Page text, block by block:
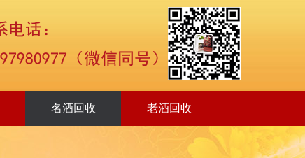
名酒回收 老酒回收